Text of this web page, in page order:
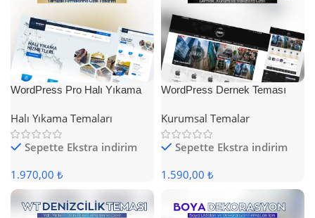
WordPress Pro Halı Yıkama
Halı Yıkama Temaları
Sepette Ekstra indirim
1.970,00 ₺
WordPress Dernek Teması
Kurumsal Temalar
Sepette Ekstra indirim
1.590,00 ₺